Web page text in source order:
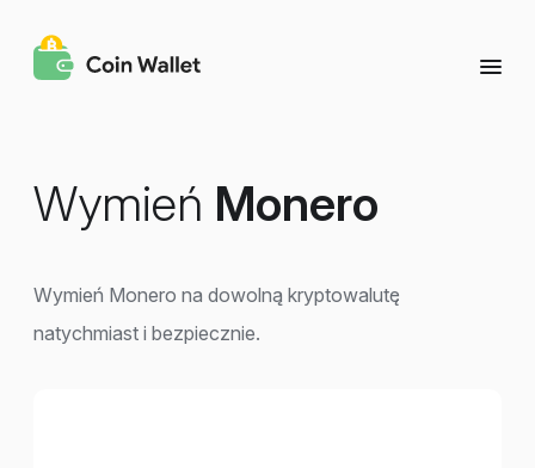
Wymień Monero
Wymień Monero na dowolną kryptowalutę
natychmiast i bezpiecznie.